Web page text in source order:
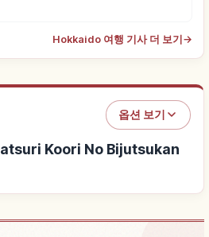
Hokkaido 여행 기사 더 보기 →
옵션 보기
Koori No Bijutsukan